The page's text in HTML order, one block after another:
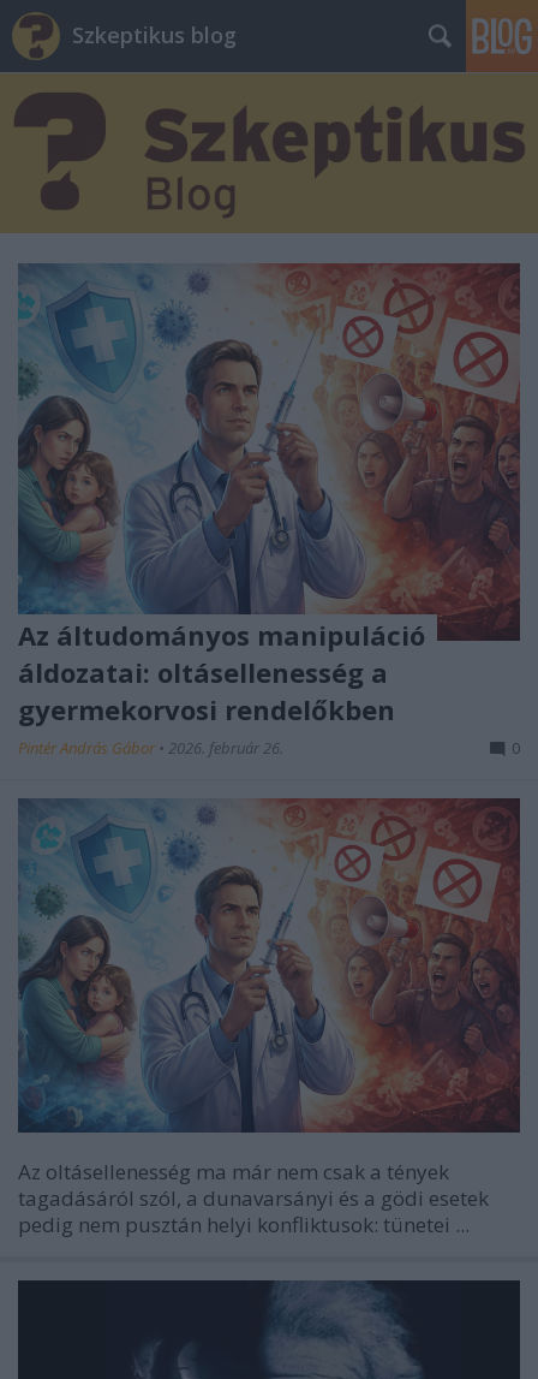
Szkeptikus blog
Az áltudományos manipuláció
áldozatai: oltásellenesség a
gyermekorvosi rendelőkben
Pintér András Gábor • 2026. február 26. 0
Az oltásellenesség ma már nem csak a tények
tagadásáról szól, a dunavarsányi és a gödi esetek
pedig nem pusztán helyi konfliktusok: tünetei ...